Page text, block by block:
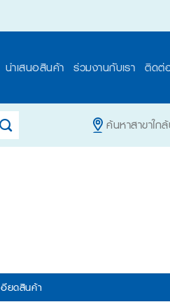
นำเสนอสินค้า ร่วมงานกับเรา ติดต่
ค้นหาสาขาใ
อียดสินค้า